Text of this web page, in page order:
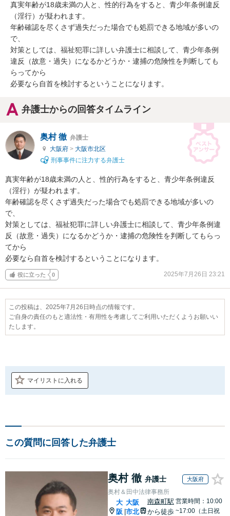
真実年齢が18歳未満の人と、性的行為をすると、青少年条例違反
（淫行）が疑われます。
年齢確認を尽くさず過失だった場合でも処罰できる地域が多いの
で、
対策としては、福祉犯罪に詳しい弁護士に相談して、青少年条例
違反（故意・過失）になるかどうか・逮捕の危険性を判断しても
らってから
必要なら自首を検討するということになります。
弁護士からの回答タイムライン
奥村 徹 弁護士
大阪府 > 大阪市北区
刑事事件に注力する弁護士
真実年齢が18歳未満の人と、性的行為をすると、青少年条例違反
（淫行）が疑われます。
年齢確認を尽くさず過失だった場合でも処罰できる地域が多いの
で、
対策としては、福祉犯罪に詳しい弁護士に相談して、青少年条例違
反（故意・過失）になるかどうか・逮捕の危険性を判断してもらっ
てから
必要なら自首を検討するということになります。
役に立った 0 2025年7月26日 23:21
この投稿は、2025年7月26日時点の情報です。
ご自身の責任のもと適法性・有用性を考慮してご利用いただくようお願いい
たします。
マイリストに入れる
この質問に回答した弁護士
奥村 徹 弁護士 大阪府
奥村＆田中法律事務所
大
阪
大阪
市北
南森町駅
から徒歩
営業時間：10:00
~17:00（土日祝